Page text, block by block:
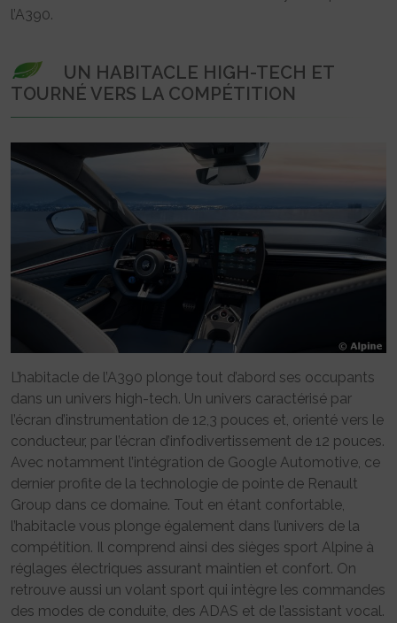
l’A390.
UN HABITACLE HIGH-TECH ET
TOURNÉ VERS LA COMPÉTITION
L’habitacle de l’A390 plonge tout d’abord ses occupants
dans un univers high-tech. Un univers caractérisé par
l’écran d’instrumentation de 12,3 pouces et, orienté vers le
conducteur, par l’écran d’infodivertissement de 12 pouces.
Avec notamment l’intégration de Google Automotive, ce
dernier profite de la technologie de pointe de Renault
Group dans ce domaine. Tout en étant confortable,
l’habitacle vous plonge également dans l’univers de la
compétition. Il comprend ainsi des sièges sport Alpine à
réglages électriques assurant maintien et confort. On
retrouve aussi un volant sport qui intègre les commandes
des modes de conduite, des ADAS et de l’assistant vocal.